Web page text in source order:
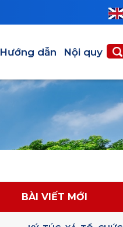
Hướng dẫn Nội quy
BÀI VIẾT MỚI